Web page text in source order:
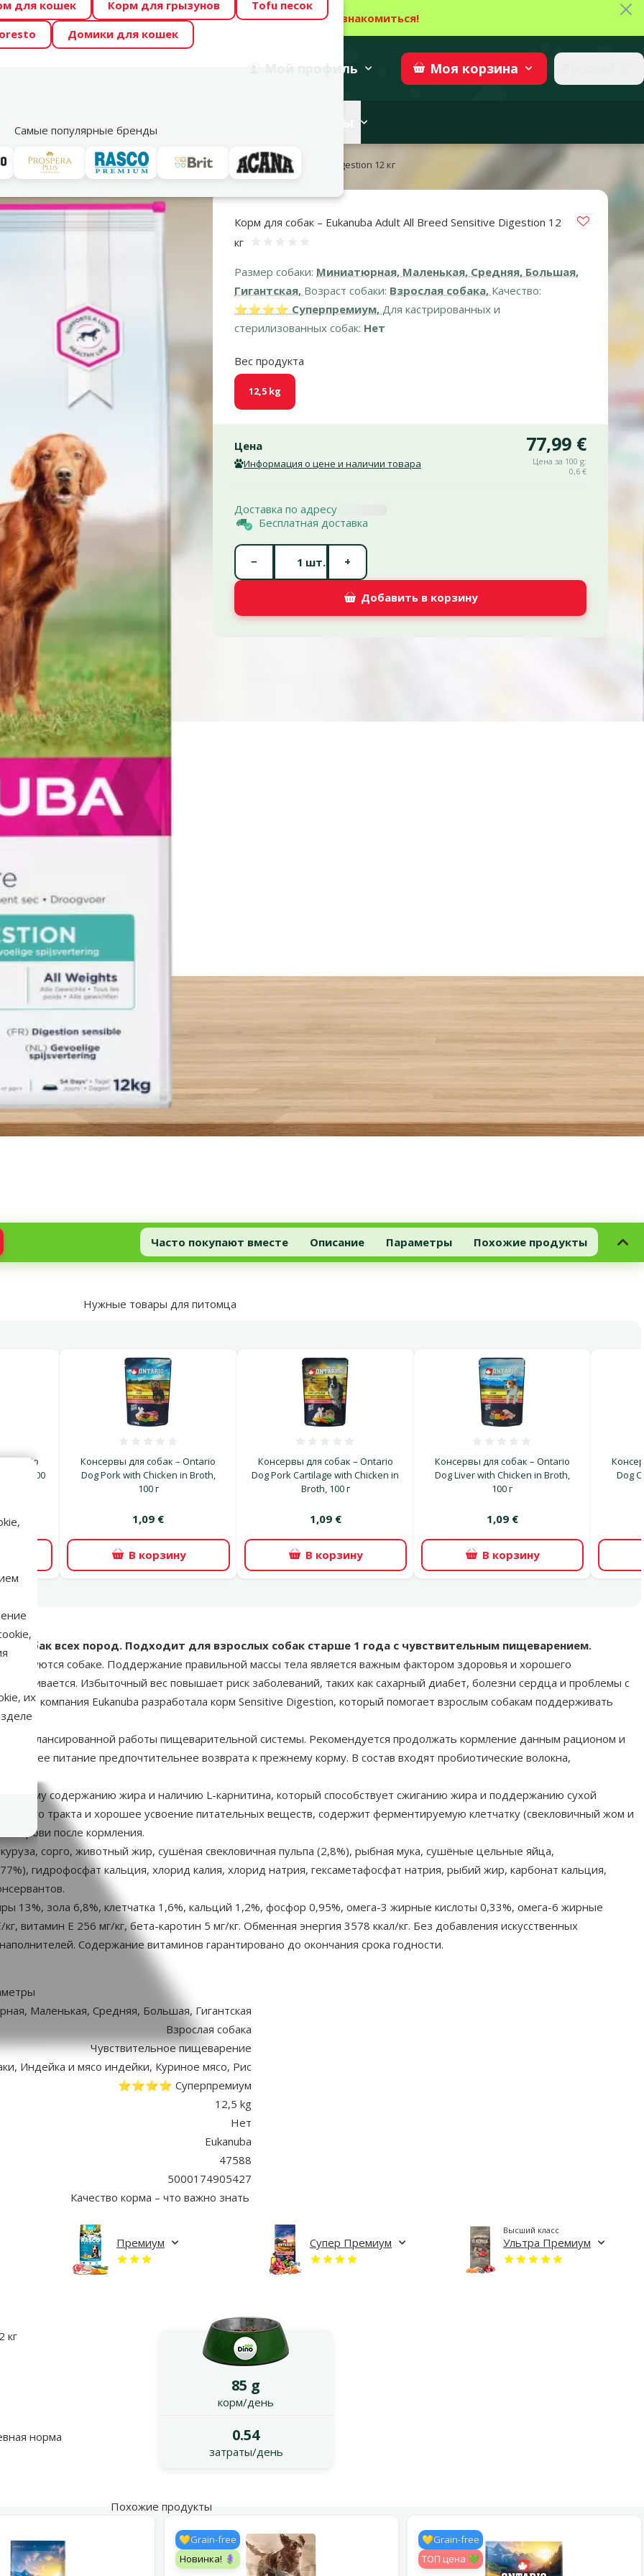
предлагает отличные цены на ТОП-овые корма! 🍖 → Ознакомиться!
ŪSAIŅI”! Возможно Твой питомец станет звездой 2027 Участвовать
их
профиль Моя корзина
для кошек Корм для грызунов
Tofu песок
Домики для кошек
Самые популярные бренды
Акции
для собак Для взрослых собак Eukanuba Adult All Breed Sensitive Digestion 12 кг
Корм для собак – Eukanuba Adult All Breed Sensitive Digestion 12
кг
Размер собаки: Миниатюрная, Маленькая, Средняя, Большая,
Гигантская, Возраст собаки: Взрослая собака, Качество:
⭐⭐⭐⭐ Суперпремиум, Для кастрированных и
стерилизованных собак: Нет
Вес продукта
12,5 kg
Цена
Информация о цене и наличии товара
77,99 €
Цена за 100 g:
0,6 €
Доставка по адресу
Бесплатная доставка
шт.
− +
Добавить в корзину
Часто покупают вместе Описание Параметры Похожие продукты
Нужные товары для питомца
Ontario
300
Консервы для собак – Ontario
Dog Pork with Chicken in Broth,
100 г
1,09 €
В корзину
Консервы для собак – Ontario
Dog Pork Cartilage with Chicken in
Broth, 100 г
1,09 €
В корзину
Консервы для собак – Ontario
Dog Liver with Chicken in Broth,
100 г
1,09 €
В корзину
Dog
собак всех пород. Подходит для взрослых собак старше 1 года с чувствительным пищеварением.
собаке. Поддержание правильной массы тела является важным фактором здоровья и хорошего
Избыточный вес повышает риск заболеваний, таких как сахарный диабет, болезни сердца и проблемы с
компания Eukanuba разработала корм Sensitive Digestion, который помогает взрослым собакам поддерживать
сбалансированной работы пищеварительной системы. Рекомендуется продолжать кормление данным рационом и
питание предпочтительнее возврата к прежнему корму. В состав входят пробиотические волокна,
содержанию жира и наличию L-карнитина, который способствует сжиганию жира и поддержанию сухой
тракта и хорошее усвоение питательных веществ, содержит ферментируемую клетчатку (свекловичный жом и
в крови после кормления.
сорго, животный жир, сушёная свекловичная пульпа (2,8%), рыбная мука, сушёные цельные яйца,
гидрофосфат кальция, хлорид калия, хлорид натрия, гексаметафосфат натрия, рыбий жир, карбонат кальция,
13%, зола 6,8%, клетчатка 1,6%, кальций 1,2%, фосфор 0,95%, омега-3 жирные кислоты 0,33%, омега-6 жирные
витамин E 256 мг/кг, бета-каротин 5 мг/кг. Обменная энергия 3578 ккал/кг. Без добавления искусственных
Содержание витаминов гарантировано до окончания срока годности.
Маленькая, Средняя, Большая, Гигантская
Взрослая собака
Чувствительное пищеварение
Индейка и мясо индейки, Куриное мясо, Рис
⭐⭐⭐⭐ Суперпремиум
12,5 kg
Нет
Eukanuba
47588
5000174905427
Качество корма – что важно знать
Премиум Супер Премиум Ультра Премиум
Высший класс
кг
норма
85 g
корм/день
0.54
затраты/день
Похожие продукты
💛Grain-free
Новинка! 🪻
💛Grain-free
TOП цена 💚